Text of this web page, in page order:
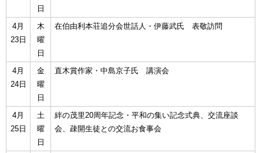
日
4月
23日
木
曜
日
在伯由利本荘追分会世話人・伊藤武氏 表敬訪問
4月
24日
金
曜
日
直木賞作家・中島京子氏 講演会
4月
25日
土
曜
日
絆の茂里20周年記念・平和の集い記念式典、交流座談
会、疎開生徒との交流お食事会